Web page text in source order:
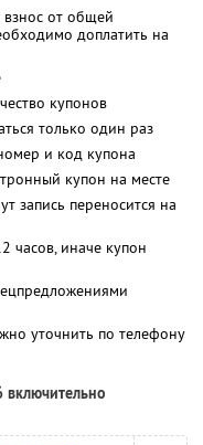
от общей
доплатить на
купонов
только один раз
и код купона
купон на месте
запись переносится на
часов, иначе купон
уточнить по телефону
включительно